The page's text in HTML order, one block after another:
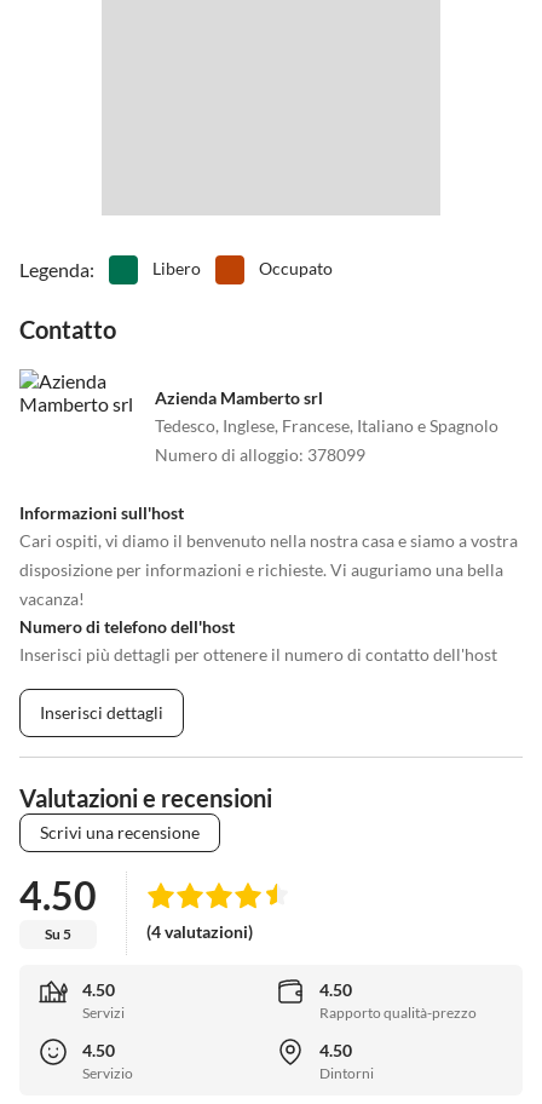
Legenda: Libero Occupato
Contatto
Azienda Mamberto srl
Tedesco, Inglese, Francese, Italiano e Spagnolo
Numero di alloggio: 378099
Informazioni sull'host
Cari ospiti, vi diamo il benvenuto nella nostra casa e siamo a vostra
disposizione per informazioni e richieste. Vi auguriamo una bella
vacanza!
Numero di telefono dell'host
Inserisci più dettagli per ottenere il numero di contatto dell'host
Inserisci dettagli
Valutazioni e recensioni
Scrivi una recensione
4.50
Su 5 (4 valutazioni)
4.50
Servizi
4.50
Rapporto qualità-prezzo
4.50
Servizio
4.50
Dintorni